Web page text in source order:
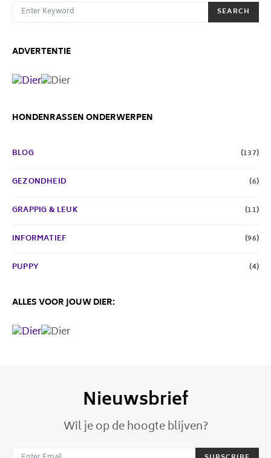
SEARCH FOR:
SEARCH
ADVERTENTIE
HONDENRASSEN ONDERWERPEN
BLOG (137)
GEZONDHEID (6)
GRAPPIG & LEUK (11)
INFORMATIEF (96)
PUPPY (4)
ALLES VOOR JOUW DIER:
Nieuwsbrief
Wil je op de hoogte blijven?